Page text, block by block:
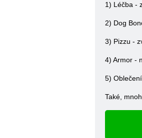
1) Léčba -
2) Dog
3) Pizzu -
4) Armor -
5)
Také,